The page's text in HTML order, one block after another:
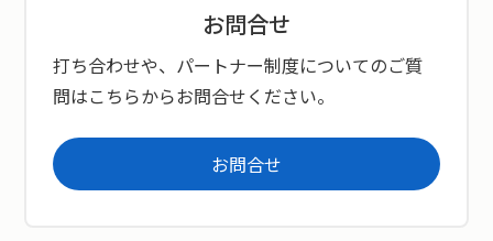
お問合せ
打ち合わせや、パートナー制度についてのご質
問はこちらからお問合せください。
お問合せ